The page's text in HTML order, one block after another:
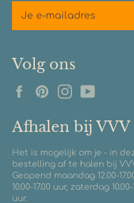
Volg ons
FacebookPinterestInstagram
Afhalen bij
Het is mogelijk om je - in
bestelling af te halen bij
Geopend maandag 12.00-
10.00-17.00 uur, zaterdag
uur.